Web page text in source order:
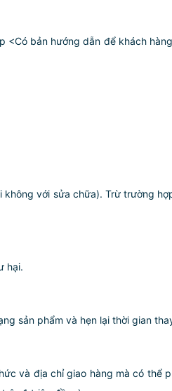
bản hướng dẫn để khách
với sửa chữa). Trừ trường
hại.
sản phẩm và hẹn lại thời gian
và địa chỉ giao hàng mà có thể